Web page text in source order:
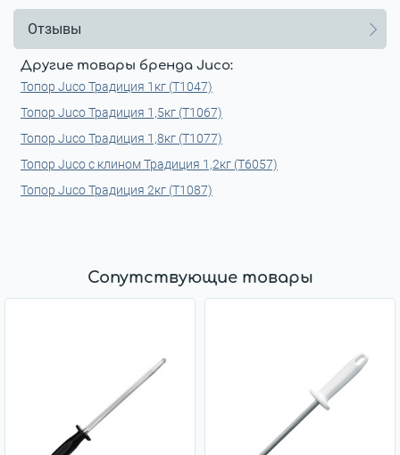
Отзывы
Другие товары бренда Juco:
Топор Juco Традиция 1кг (Т1047)
Топор Juco Традиция 1,5кг (Т1067)
Топор Juco Традиция 1,8кг (Т1077)
Топор Juco с клином Традиция 1,2кг (Т6057)
Топор Juco Традиция 2кг (Т1087)
Сопутствующие товары